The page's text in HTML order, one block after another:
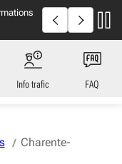
Incendies :
Info trafic FAQ
Charente-